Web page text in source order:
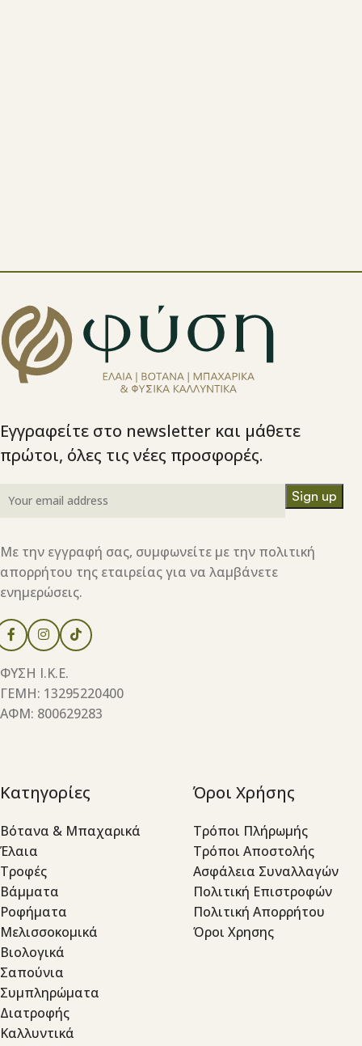
Εγγραφείτε στο newsletter και μάθετε
πρώτοι, όλες τις νέες προσφορές.
Με την εγγραφή σας, συμφωνείτε με την πολιτική
απορρήτου της εταιρείας για να λαμβάνετε
ενημερώσεις.
ΦΥΣΗ Ι.Κ.Ε.
ΓΕΜΗ: 13295220400
ΑΦΜ: 800629283
Κατηγορίες
Βότανα & Μπαχαρικά
Έλαια
Τροφές
Βάμματα
Ροφήματα
Μελισσοκομικά
Βιολογικά
Σαπούνια
Συμπληρώματα
Διατροφής
Καλλυντικά
Όροι Χρήσης
Τρόποι Πλήρωμής
Τρόποι Αποστολής
Ασφάλεια Συναλλαγών
Πολιτική Επιστροφών
Πολιτική Απορρήτου
Όροι Χρησης